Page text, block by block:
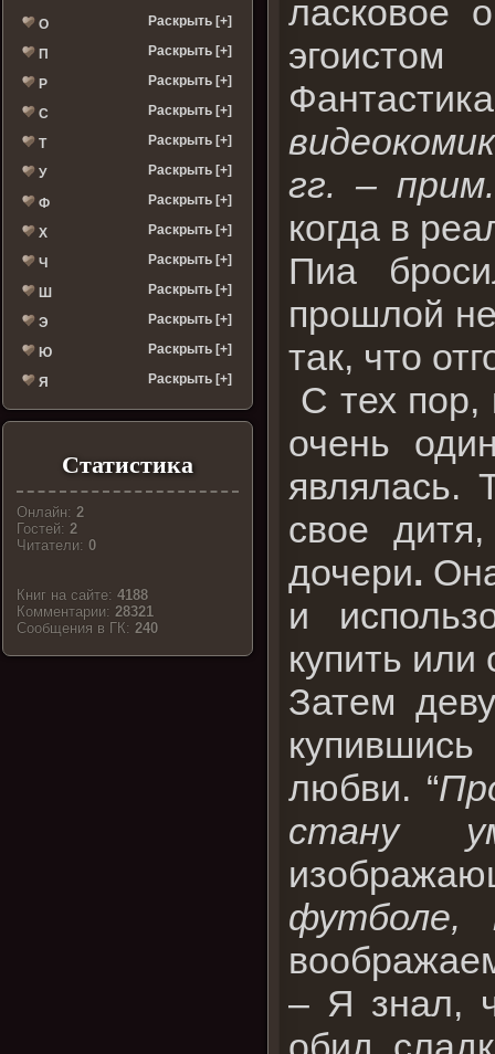
О Раскрыть [+]
П Раскрыть [+]
Р Раскрыть [+]
С Раскрыть [+]
Т Раскрыть [+]
У Раскрыть [+]
Ф Раскрыть [+]
Х Раскрыть [+]
Ч Раскрыть [+]
Ш Раскрыть [+]
Э Раскрыть [+]
Ю Раскрыть [+]
Я Раскрыть [+]
Статистика
Онлайн:2
Гостей:2
Читатели:0
Книг на сайте:4188
Комментарии:28321
Cообщения в ГК:240
ласковое
эгоистом
гг. –
когда в
Пиа
прошлой
так, что
С тех
очень
являлась.
свое
дочери.
и
купить или
Затем
любви. “
стану
футболе,
– Я знал,